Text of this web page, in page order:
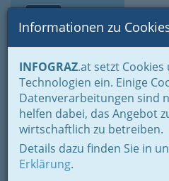
Informationen zu
INFOGRAZ.at setzt
Technologien ein. Einige
Datenverarbeitungen sind
helfen dabei, das Angebot
wirtschaftlich zu betreiben.
Details dazu finden Sie in
Erklärung.
Home Lebens-Guide
Ausflugstipps, Ausflugsziele:
Ausflugstipps,
Familienausflug
oder hinaus